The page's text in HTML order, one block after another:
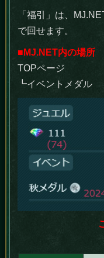
「福引」は、
で回せます。
■MJ.NET内の場所
TOPページ
┗イベントメダル